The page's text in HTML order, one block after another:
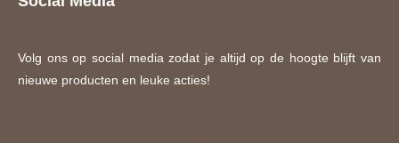
Volg ons op social media zodat je altijd op de hoogte blijft van
nieuwe producten en leuke acties!